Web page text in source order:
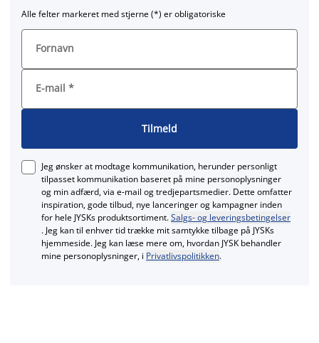
Alle felter markeret med stjerne (*) er obligatoriske
Fornavn
E-mail *
Tilmeld
Jeg ønsker at modtage kommunikation, herunder personligt
tilpasset kommunikation baseret på mine personoplysninger
og min adfærd, via e‑mail og tredjepartsmedier. Dette omfatter
inspiration, gode tilbud, nye lanceringer og kampagner inden
for hele JYSKs produktsortiment.Salgs- og leveringsbetingelser
. Jeg kan til enhver tid trække mit samtykke tilbage på JYSKs
hjemmeside. Jeg kan læse mere om, hvordan JYSK behandler
mine personoplysninger, i Privatlivspolitikken.